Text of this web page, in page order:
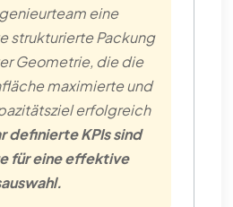
eine
strukturierte Packung
Geometrie, die die
maximierte und
erfolgreich
definierte KPIs sind
für eine effektive